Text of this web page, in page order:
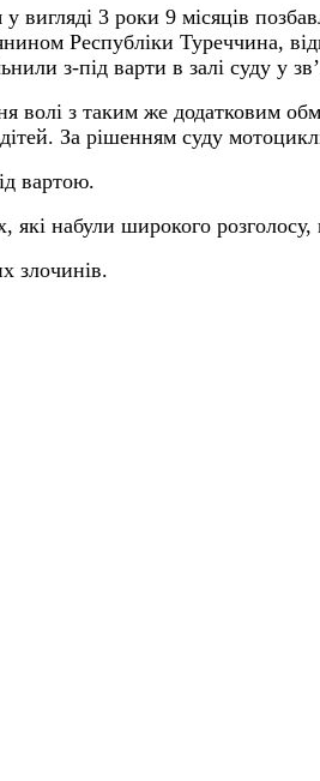
3 роки 9 місяців
Республіки Туреччина,
з-під варти в залі суду у
волі з таким же додатковим
За рішенням суду
вартою.
набули широкого
злочинів.